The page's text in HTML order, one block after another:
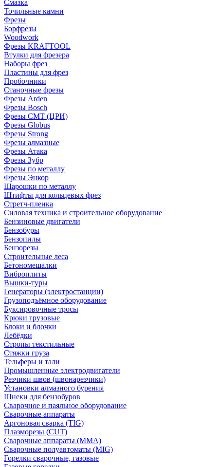
Смазка
Точильные камни
Фрезы
Борфрезы
Woodwork
Фрезы KRAFTOOL
Втулки для фрезера
Наборы фрез
Пластины для фрез
Пробочники
Станочные фрезы
Фрезы Arden
Фрезы Bosch
Фрезы CMT (ЦРИ)
Фрезы Globus
Фрезы Strong
Фрезы алмазные
Фрезы Атака
Фрезы Зубр
Фрезы по металлу
Фрезы Энкор
Шарошки по металлу
Штифты для кольцевых фрез
Стретч-пленка
Силовая техника и строительное оборудование
Бензиновые двигатели
Бензобуры
Бензопилы
Бензорезы
Строительные леса
Бетономешалки
Виброплиты
Вышки-туры
Генераторы (электростанции)
Грузоподъёмное оборудование
Буксировочные тросы
Крюки грузовые
Блоки и блочки
Лебёдки
Стропы текстильные
Стяжки груза
Тельферы и тали
Промышленные электродвигатели
Резчики швов (швонарезчики)
Установки алмазного бурения
Шнеки для бензобуров
Сварочное и паяльное оборудование
Сварочные аппараты
Аргоновая сварка (TIG)
Плазморезы (CUT)
Сварочные аппараты (MMA)
Сварочные полуавтоматы (MIG)
Горелки сварочные, газовые